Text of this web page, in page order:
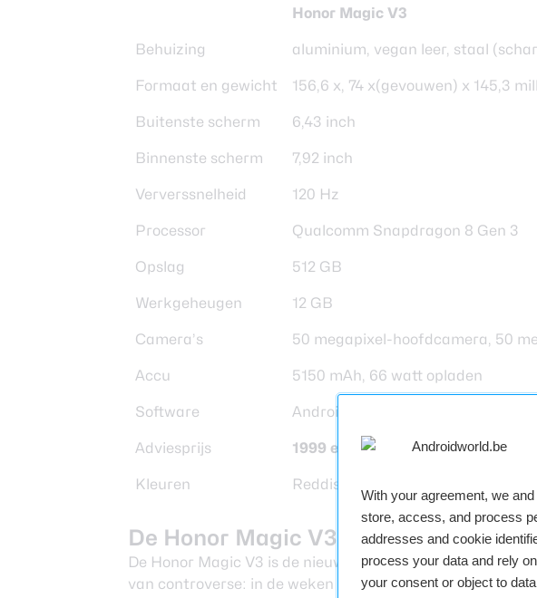
With your agreement, we and
store, access, and process
addresses and cookie
process your data and rely
your consent or object to
Honor Magic V3
Behuizing aluminium, vegan leer, staal
Formaat en gewicht 156,6 x, 74 x(gevouwen) x 145,3
Buitenste scherm 6,43 inch
Binnenste scherm 7,92 inch
Ververssnelheid 120 Hz
Processor Qualcomm Snapdragon 8 Gen 3
Opslag 512 GB
Werkgeheugen 12 GB
Camera’s 50 megapixel-hoofdcamera, 50
Accu 5150 mAh, 66 watt opladen
Software Android 14
Adviesprijs 1999 euro
Kleuren Reddish Brown (Dunhuang),
De Honor Magic V3 in detail
De Honor Magic V3 is de nieuwste foldable van het
van controverse: in de weken voor de lancering haalde